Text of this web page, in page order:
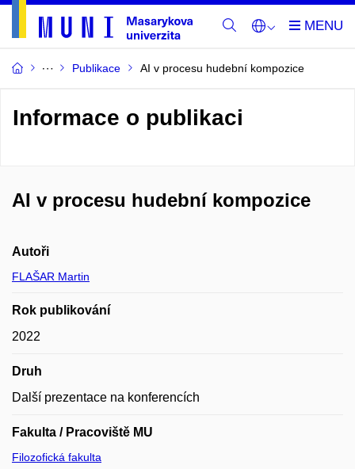
Publikace AI v procesu hudební kompozice
Informace o publikaci
AI v procesu hudební kompozice
Autoři
FLAŠAR Martin
Rok publikování
2022
Druh
Další prezentace na konferencích
Fakulta / Pracoviště MU
Filozofická fakulta